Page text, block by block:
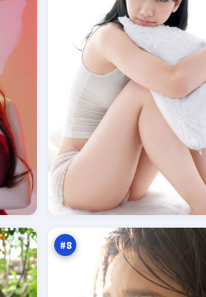
#8
热
血
悬94